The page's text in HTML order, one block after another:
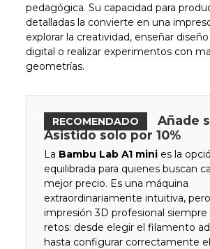
pedagógica. Su capacidad para
detalladas la convierte en una
explorar la creatividad, enseñar
digital o realizar experimentos con
geometrías.
RECOMENDADO
Añade
Asistido solo por 10%
La Bambu Lab A1 mini es la
equilibrada para quienes buscan
mejor precio. Es una máquina
extraordinariamente intuitiva,
impresión 3D profesional siempre
retos: desde elegir el filamento
hasta configurar correctamente